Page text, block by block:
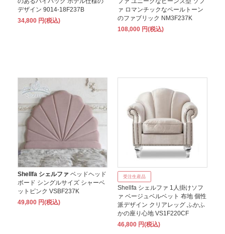
デザイン 9014-18F237B
34,800 円(税込)
ァ ロマンチックなペールトーン
のファブリック NM3F237K
108,000 円(税込)
Shellfa シェルファ ベッドヘッド
ボード シングルサイズ シャーベ
ットピンク VSBF237K
49,800 円(税込)
受注生産品
Shellfa シェルファ 1人掛けソフ
ァ ベージュベルベット 布地 個性
派デザイン クリアレッグ ふかふ
かの座り心地 VS1F220CF
46,800 円(税込)